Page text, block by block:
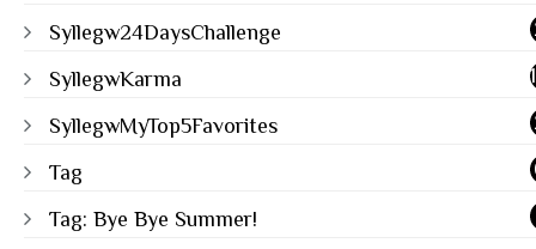
Syllegw24DaysChallenge
SyllegwKarma
SyllegwMyTop5Favorites
Tag
Tag: Bye Bye Summer!